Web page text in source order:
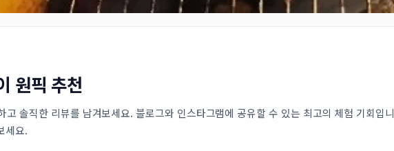
원픽 추천
고 솔직한 리뷰를 남겨보세요. 블로그와 인스타그램에 공유할 수 있는 최고의 체험 기회입니
세요.